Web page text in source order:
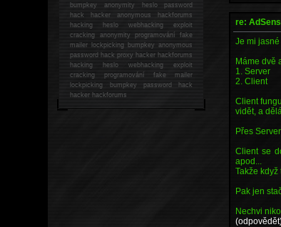
re:
Je mi
Máme dvě
1. Server
2. Client
Client
vidět, a
Přes
Client se
apod...
Takže
Pak jen
Nechvi
bumpkey anonymity heslo password
hackhacker anonymous hackforums
hackingheslo webhacking exploit
cracking anonymity programování fake
mailer lockpicking bumpkey anonymous
password hack proxy hacker hackforums
hacking heslo webhacking exploit
cracking programování fake mailer
lockpicking bumpkey password hack
hackerhackforums